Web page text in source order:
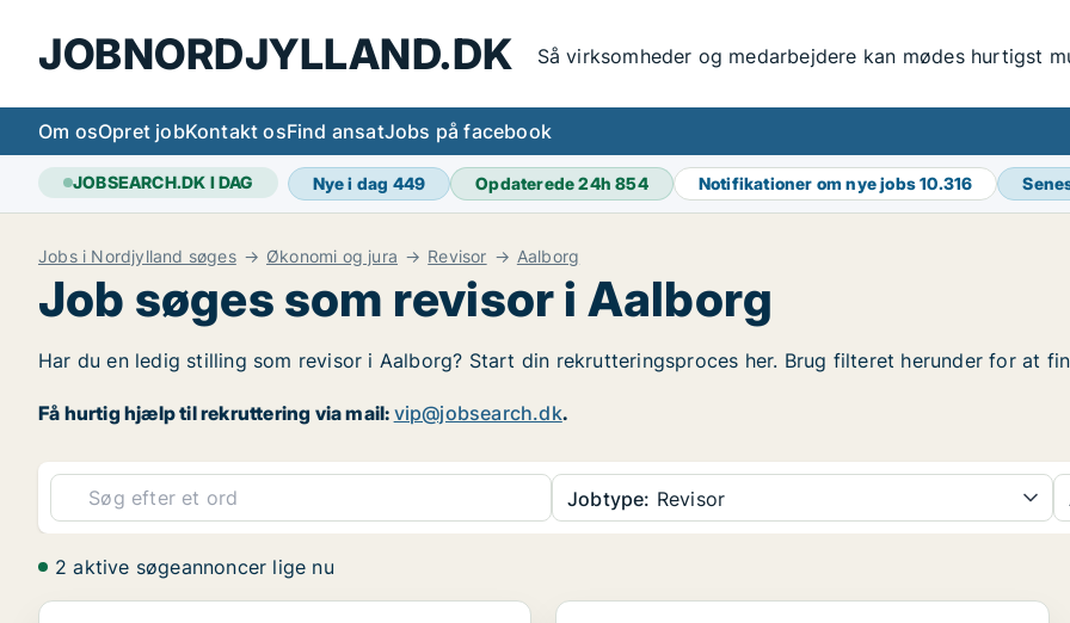
JOBNORDJYLLAND.DK Så virksomheder og medarbejdere kan mødes hurtigst
Om osOpret jobKontakt osFind ansatJobs på facebook
JOBSEARCH.DK I DAG Nye i dag 449 Opdaterede 24h854 Notifikationer om nye jobs10.316
Jobs i Nordjylland søges Økonomi og jura Revisor Aalborg
Job søges som revisor i Aalborg
Har du en ledig stilling som revisor i Aalborg? Start din rekrutteringsproces her. Brug filteret herunder for at
Få hurtig hjælp til rekruttering via mail: vip@jobsearch.dk.
Jobtype: Revisor
2 aktive søgeannoncer lige nu